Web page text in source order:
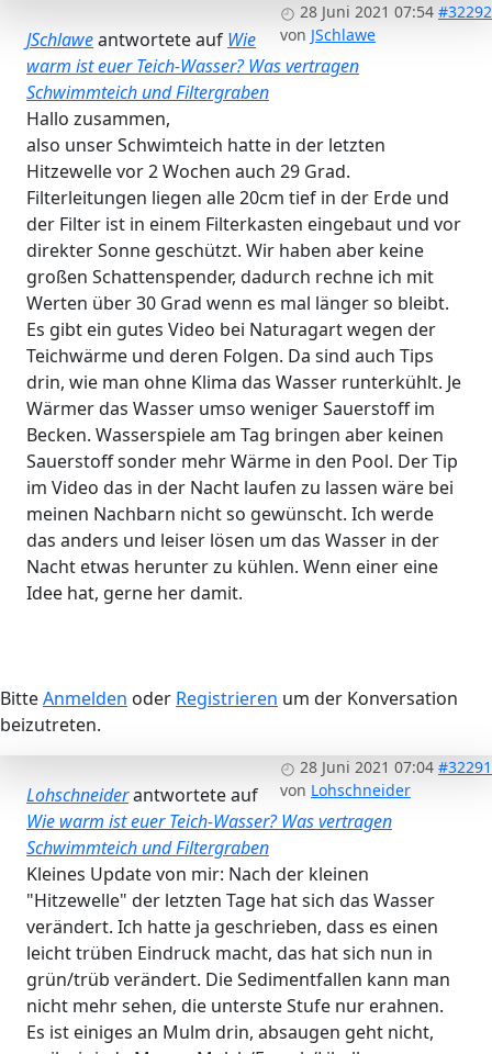
28 Juni 2021 07:54 #32292
von JSchlawe
JSchlaweantwortete auf Wie
warm ist euer Teich-Wasser? Was vertragen
Schwimmteich und Filtergraben
Hallo zusammen,
also unser Schwimteich hatte in der letzten
Hitzewelle vor 2 Wochen auch 29 Grad.
Filterleitungen liegen alle 20cm tief in der Erde und
der Filter ist in einem Filterkasten eingebaut und vor
direkter Sonne geschützt. Wir haben aber keine
großen Schattenspender, dadurch rechne ich mit
Werten über 30 Grad wenn es mal länger so bleibt.
Es gibt ein gutes Video bei Naturagart wegen der
Teichwärme und deren Folgen. Da sind auch Tips
drin, wie man ohne Klima das Wasser runterkühlt. Je
Wärmer das Wasser umso weniger Sauerstoff im
Becken. Wasserspiele am Tag bringen aber keinen
Sauerstoff sonder mehr Wärme in den Pool. Der Tip
im Video das in der Nacht laufen zu lassen wäre bei
meinen Nachbarn nicht so gewünscht. Ich werde
das anders und leiser lösen um das Wasser in der
Nacht etwas herunter zu kühlen. Wenn einer eine
Idee hat, gerne her damit.
BitteAnmelden oder Registrieren um der Konversation
beizutreten.
28 Juni 2021 07:04 #32291
von Lohschneider
Lohschneiderantwortete auf
Wie warm ist euer Teich-Wasser? Was vertragen
Schwimmteich und Filtergraben
Kleines Update von mir: Nach der kleinen
"Hitzewelle" der letzten Tage hat sich das Wasser
verändert. Ich hatte ja geschrieben, dass es einen
leicht trüben Eindruck macht, das hat sich nun in
grün/trüb verändert. Die Sedimentfallen kann man
nicht mehr sehen, die unterste Stufe nur erahnen.
Es ist einiges an Mulm drin, absaugen geht nicht,